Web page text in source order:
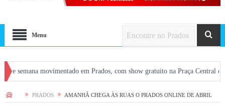
Menu
movimentado em Prados, com show gratuito na Praça Central e atrações
HOME PRADOS AMANHÃ CHEGA ÀS RUAS O PRADOS ONLINE DE ABRIL